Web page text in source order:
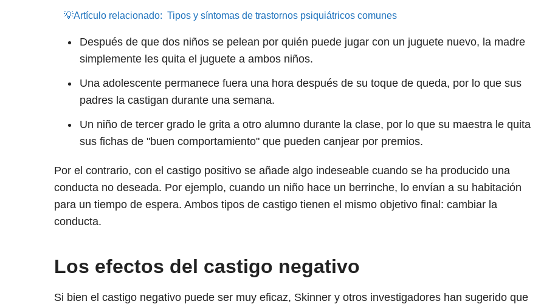
💡Artículo relacionado: Tipos y síntomas de trastornos psiquiátricos comunes
Después de que dos niños se pelean por quién puede jugar con un juguete nuevo, la madre
simplemente les quita el juguete a ambos niños.
Una adolescente permanece fuera una hora después de su toque de queda, por lo que sus
padres la castigan durante una semana.
Un niño de tercer grado le grita a otro alumno durante la clase, por lo que su maestra le quita
sus fichas de "buen comportamiento" que pueden canjear por premios.
Por el contrario, con el castigo positivo se añade algo indeseable cuando se ha producido una
conducta no deseada. Por ejemplo, cuando un niño hace un berrinche, lo envían a su habitación
para un tiempo de espera. Ambos tipos de castigo tienen el mismo objetivo final: cambiar la
conducta.
Los efectos del castigo negativo
Si bien el castigo negativo puede ser muy eficaz, Skinner y otros investigadores han sugerido que